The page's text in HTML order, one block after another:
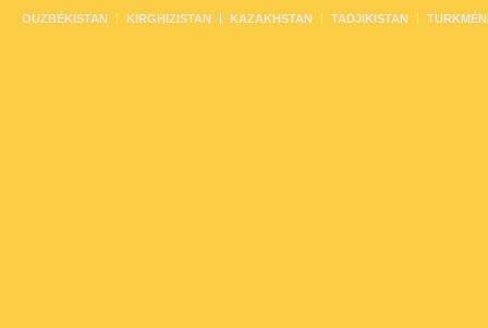
OUZBÉKISTAN KIRGHIZISTAN KAZAKHSTAN TADJIKISTAN